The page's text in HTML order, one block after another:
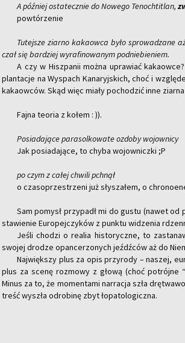
A póź­niej osta­tecz­nie do No­we­go Te­noch­ti­tlan,
po­wtó­rze­nie
Tu­tej­sze ziar­no ka­ka­ow­ca było spro­wa­dza­ne
czał się bar­dziej wy­ra­fi­no­wa­nym pod­nie­bie­niem.
A czy w Hisz­pa­nii można upra­wiać
plan­ta­cje na Wy­spach Ka­na­ryj­skich, choć i
ka­ka­ow­ców. Skąd więc miały po­cho­dzić inne
Fajna teo­ria z kołem : )).
Po­sia­da­ją­ce pa­ra­sol­ko­wa­te ozdo­by wo­jow­ni­cy
Jak po­sia­da­ją­ce, to chyba wo­jow­nicz­ki ;P
po czym z całej chwi­li pchnął
o cza­so­prze­strze­ni już sły­sza­łem, o
Sam po­mysł przy­padł mi do gustu (nawet
sta­wie­nie Eu­ro­pej­czy­ków z punk­tu wi­dze­nia
Jeśli cho­dzi o re­alia hi­sto­rycz­ne, to
swo­jej dro­dze opan­ce­rzo­nych jeźdź­ców aż do
Naj­więk­szy plus za opis przy­ro­dy – na­szej,
plus za scenę roz­mo­wy z głową (choć po­trój­ne
Minus za to, że mo­men­ta­mi nar­ra­cja szła
treść wy­szła odro­bi­nę zbyt ło­pa­to­lo­gicz­na.